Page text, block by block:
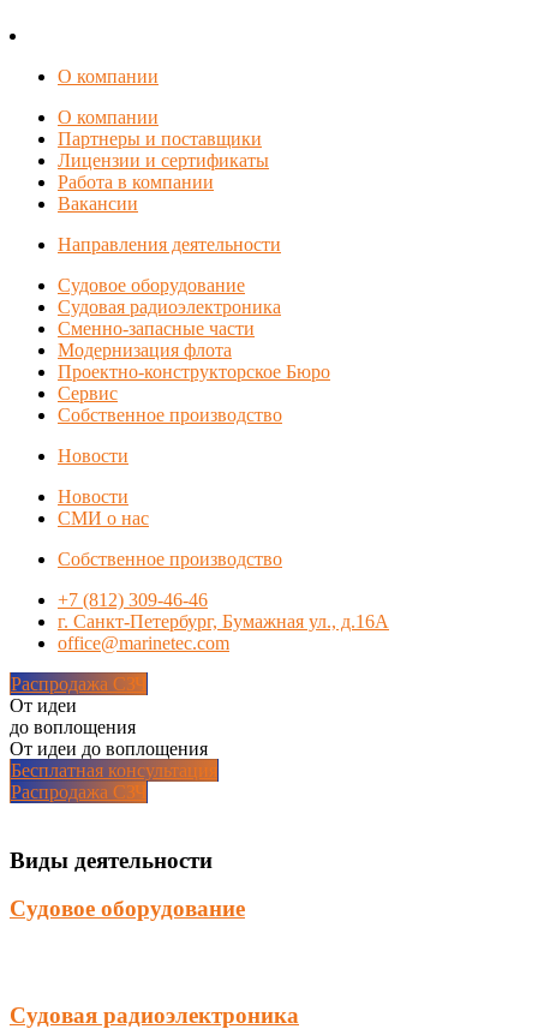
О компании
О компании
Партнеры и поставщики
Лицензии и сертификаты
Работа в компании
Вакансии
Направления деятельности
Судовое оборудование
Судовая радиоэлектроника
Сменно-запасные части
Модернизация флота
Проектно-конструкторское Бюро
Сервис
Собственное производство
Новости
Новости
СМИ о нас
Собственное производство
+7 (812) 309-46-46
г. Санкт-Петербург, Бумажная ул., д.16А
office@marinetec.com
Распродажа СЗЧ
От идеи
до воплощения
От идеи до воплощения
Бесплатная консультация
Распродажа СЗЧ
Виды деятельности
Судовое оборудование
Судовая радиоэлектроника